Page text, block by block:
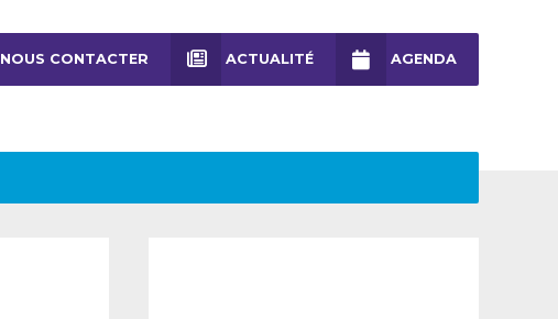
NOUS CONTACTER ACTUALITÉ AGENDA